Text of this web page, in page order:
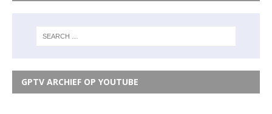
GPTV ARCHIEF OP YOUTUBE